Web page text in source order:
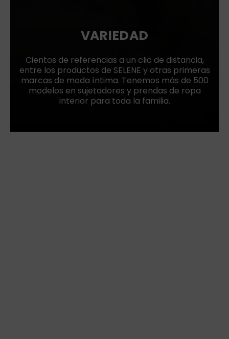
VARIEDAD
Cientos de referencias a un clic de distancia,
entre los productos de SELENE y otras primeras
marcas de moda íntima. Tenemos más de 500
modelos en sujetadores y prendas de ropa
interior para toda la familia.